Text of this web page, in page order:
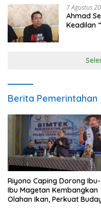
7 Agustus
Ahmad
Keadilan
Berita Pemerintahan
Riyono Caping Dorong Ibu-
Ibu Magetan Kembangkan
Olahan Ikan, Perkuat